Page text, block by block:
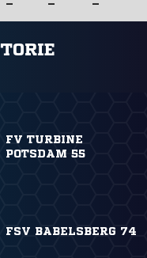
– – –
FV TURBINE
POTSDAM 55
FSV BABELSBERG 74